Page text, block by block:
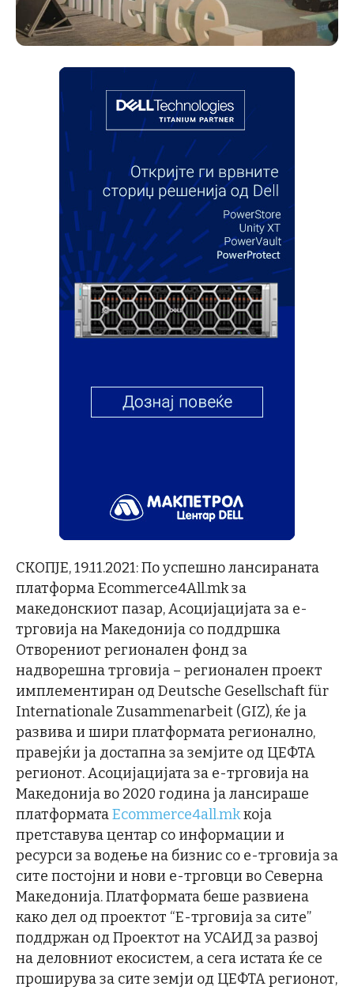
СКОПЈЕ, 19.11.2021: По успешно лансираната
платформа Ecommerce4All.mk за
македонскиот пазар, Асоцијацијата за е-
трговија на Македонија со поддршка
Отворениот регионален фонд за
надворешна трговија – регионален проект
имплементиран од Deutsche Gesellschaft für
Internationale Zusammenarbeit (GIZ), ќе ја
развива и шири платформата регионално,
правејќи ја достапна за земјите од ЦЕФТА
регионот. Асоцијацијата за е-трговија на
Македонија во 2020 година ја лансираше
платформатаЕcommerce4all.mkкоја
претставува центар со информации и
ресурси за водење на бизнис со е-трговија за
сите постојни и нови е-трговци во Северна
Македонија. Платформата беше развиена
како дел од проектот “Е-трговија за сите”
поддржан од Проектот на УСАИД за развој
на деловниот екосистем, а сега истата ќе се
проширува за сите земји од ЦЕФТА регионот,